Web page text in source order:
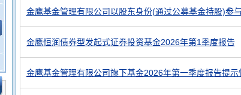
金鹰基金管理有限公司以股东身份(通过公募基金持股)参
金鹰恒润债券型发起式证券投资基金2026年第1季度报告
金鹰基金管理有限公司旗下基金2026年第一季度报告提示